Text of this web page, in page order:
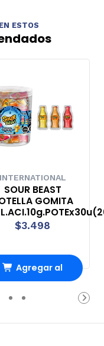
ESTOS
INTERNATIONAL
SOUR BEAST
GOMITA
$3.498
Agregar al
Carro